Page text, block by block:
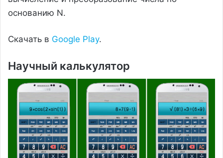
основанию N.
Скачать в Google Play.
Научный калькулятор